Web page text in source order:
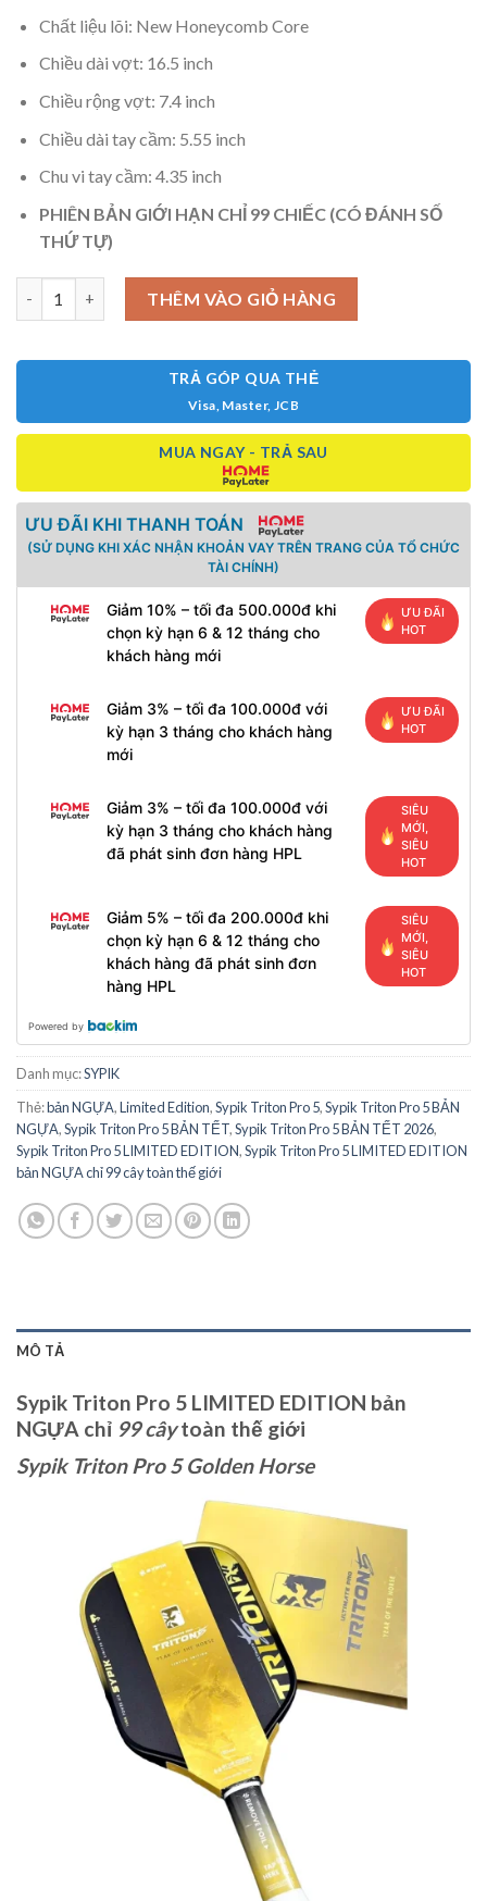
Chất liệu lõi: New Honeycomb Core
Chiều dài vợt: 16.5 inch
Chiều rộng vợt: 7.4 inch
Chiều dài tay cầm: 5.55 inch
Chu vi tay cầm: 4.35 inch
PHIÊN BẢN GIỚI HẠN CHỈ 99 CHIẾC (CÓ ĐÁNH SỐ
THỨ TỰ)
Sypik Triton Pro 5 LIMITED EDITION bản NGỰA chỉ 99 cây
THÊM VÀO GIỎ HÀNG
TRẢ GÓP QUA THẺ
Visa, Master, JCB
MUA NGAY - TRẢ SAU
ƯU ĐÃI KHI THANH TOÁN
(SỬ DỤNG KHI XÁC NHẬN KHOẢN VAY TRÊN TRANG CỦA TỔ CHỨC
TÀI CHÍNH)
Giảm 10% – tối đa 500.000đ khi
chọn kỳ hạn 6 & 12 tháng cho
khách hàng mới
ƯU ĐÃI
HOT
Giảm 3% – tối đa 100.000đ với
kỳ hạn 3 tháng cho khách hàng
mới
ƯU ĐÃI
HOT
Giảm 3% – tối đa 100.000đ với
kỳ hạn 3 tháng cho khách hàng
đã phát sinh đơn hàng HPL
SIÊU
MỚI,
SIÊU
HOT
Giảm 5% – tối đa 200.000đ khi
chọn kỳ hạn 6 & 12 tháng cho
khách hàng đã phát sinh đơn
hàng HPL
SIÊU
MỚI,
SIÊU
HOT
Powered by
Danh mục:SYPIK
Thẻ:bản NGỰA,Limited Edition,Sypik Triton Pro 5,Sypik Triton Pro 5 BẢN
NGỰA,Sypik Triton Pro 5 BẢN TẾT,Sypik Triton Pro 5 BẢN TẾT 2026,
Sypik Triton Pro 5 LIMITED EDITION,Sypik Triton Pro 5 LIMITED EDITION
bản NGỰA chỉ 99 cây toàn thế giới
MÔ TẢ
Sypik Triton Pro 5 LIMITED EDITION bản
NGỰA chỉ 99 câytoàn thế giới
Sypik Triton Pro 5 Golden Horse